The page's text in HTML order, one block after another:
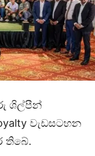
ශිල්පීන්
වැඩසටහන
තිබේ.